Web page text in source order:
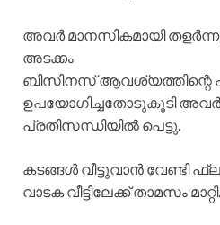
അവർ മാനസികമായി
അടക്കം
ബിസിനസ്
ഉപയോഗിച്ചതോടുകൂടി അവർ
പ്രതിസന്ധിയിൽ പെട്ടു.
കടങ്ങൾ വീട്ടുവാൻ വേണ്ടി
വാടക വീട്ടിലേക്ക് താമസം